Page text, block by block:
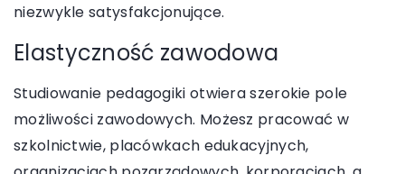
niezwykle satysfakcjonujące.
Elastyczność zawodowa
Studiowanie pedagogiki otwiera szerokie pole
możliwości zawodowych. Możesz pracować w
szkolnictwie, placówkach edukacyjnych,